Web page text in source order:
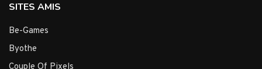
SITES AMIS
Be-Games
Byothe